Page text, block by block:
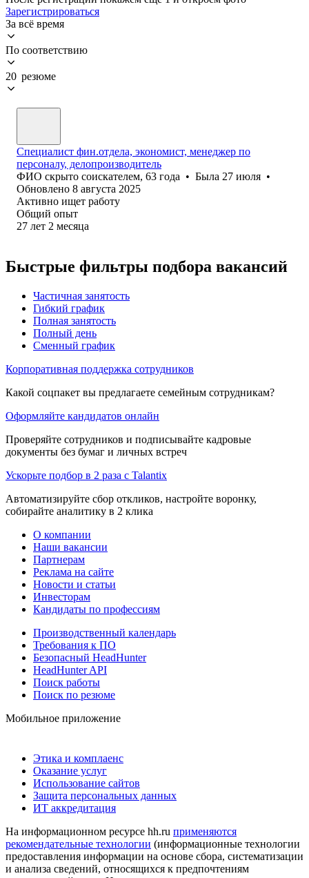
Зарегистрироваться
За всё время
По соответствию
20 резюме
Специалист фин.отдела, экономист, менеджер по
персоналу, делопроизводитель
ФИО скрыто соискателем, 63 года • Была 27 июля •
Обновлено 8 августа 2025
Активно ищет работу
Общий опыт
27 лет 2 месяца
Быстрые фильтры подбора вакансий
Частичная занятость
Гибкий график
Полная занятость
Полный день
Сменный график
Корпоративная поддержка сотрудников
Какой соцпакет вы предлагаете семейным сотрудникам?
Оформляйте кандидатов онлайн
Проверяйте сотрудников и подписывайте кадровые
документы без бумаг и личных встреч
Ускорьте подбор в 2 раза с Talantix
Автоматизируйте сбор откликов, настройте воронку,
собирайте аналитику в 2 клика
О компании
Наши вакансии
Партнерам
Реклама на сайте
Новости и статьи
Инвесторам
Кандидаты по профессиям
Производственный календарь
Требования к ПО
Безопасный HeadHunter
HeadHunter API
Поиск работы
Поиск по резюме
Мобильное приложение
Этика и комплаенс
Оказание услуг
Использование сайтов
Защита персональных данных
ИТ аккредитация
На информационном ресурсе hh.ru применяются
рекомендательные технологии (информационные технологии
предоставления информации на основе сбора, систематизации
и анализа сведений, относящихся к предпочтениям